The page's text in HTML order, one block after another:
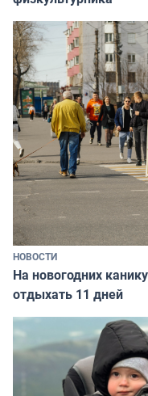
НОВОСТИ
На новогодних
отдыхать 11 дней